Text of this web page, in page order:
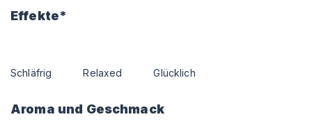
Effekte*
Schläfrig Relaxed Glücklich
Aroma und Geschmack